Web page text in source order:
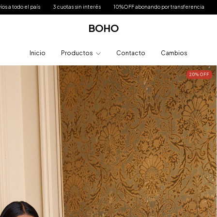
sin interés 10%OFF abonando por transferencia Envíos a todo el país 3
BOHO
Inicio Productos Contacto Cambios
20% OFF